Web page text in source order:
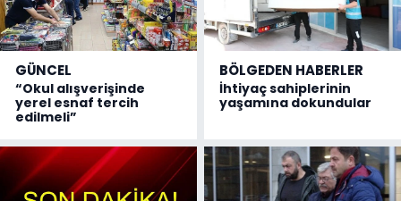
GÜNCEL
“Okul alışverişinde
yerel esnaf tercih
edilmeli”
BÖLGEDEN HABERLER
İhtiyaç sahiplerinin
yaşamına dokundular